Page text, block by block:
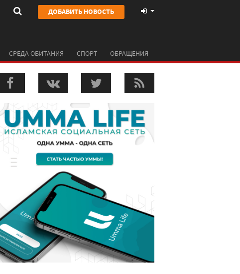
ДОБАВИТЬ НОВОСТЬ
СРЕДА ОБИТАНИЯ СПОРТ ОБРАЩЕНИЯ